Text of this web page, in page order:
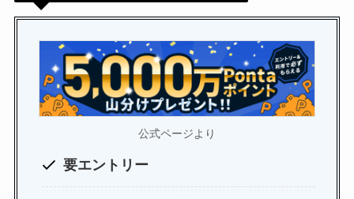
公式ページより
要エントリー